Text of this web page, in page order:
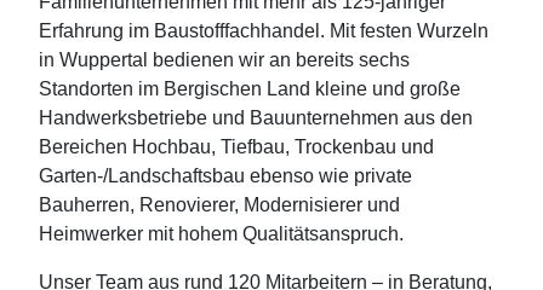
Erfahrung im Baustofffachhandel. Mit festen Wurzeln
in Wuppertal bedienen wir an bereits sechs
Standorten im Bergischen Land kleine und große
Handwerksbetriebe und Bauunternehmen aus den
Bereichen Hochbau, Tiefbau, Trockenbau und
Garten-/Landschaftsbau ebenso wie private
Bauherren, Renovierer, Modernisierer und
Heimwerker mit hohem Qualitätsanspruch.
Unser Team aus rund 120 Mitarbeitern – in Beratung,